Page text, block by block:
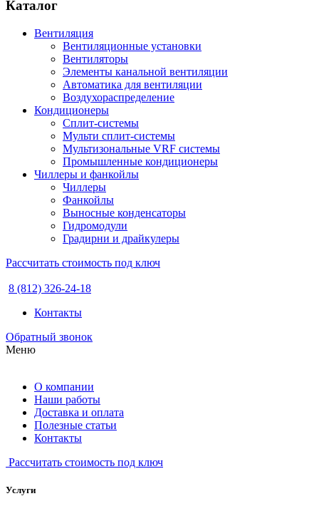
Каталог
Вентиляция
Вентиляционные установки
Вентиляторы
Элементы канальной вентиляции
Автоматика для вентиляции
Воздухораспределение
Кондиционеры
Сплит-системы
Мульти сплит-системы
Мультизональные VRF системы
Промышленные кондиционеры
Чиллеры и фанкойлы
Чиллеры
Фанкойлы
Выносные конденсаторы
Гидромодули
Градирни и драйкулеры
Рассчитать стоимость под ключ
8 (812) 326-24-18
Контакты
Обратный звонок
Меню
О компании
Наши работы
Доставка и оплата
Полезные статьи
Контакты
Рассчитать стоимость под ключ
Услуги